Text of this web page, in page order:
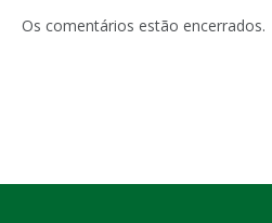
Os comentários estão encerrados.